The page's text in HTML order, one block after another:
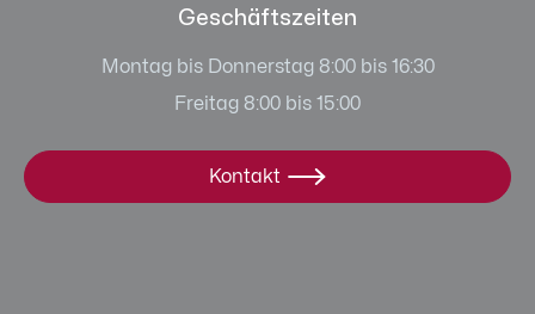
Geschäftszeiten
Montag bis Donnerstag 8:00 bis 16:30
Freitag 8:00 bis 15:00
Kontakt 